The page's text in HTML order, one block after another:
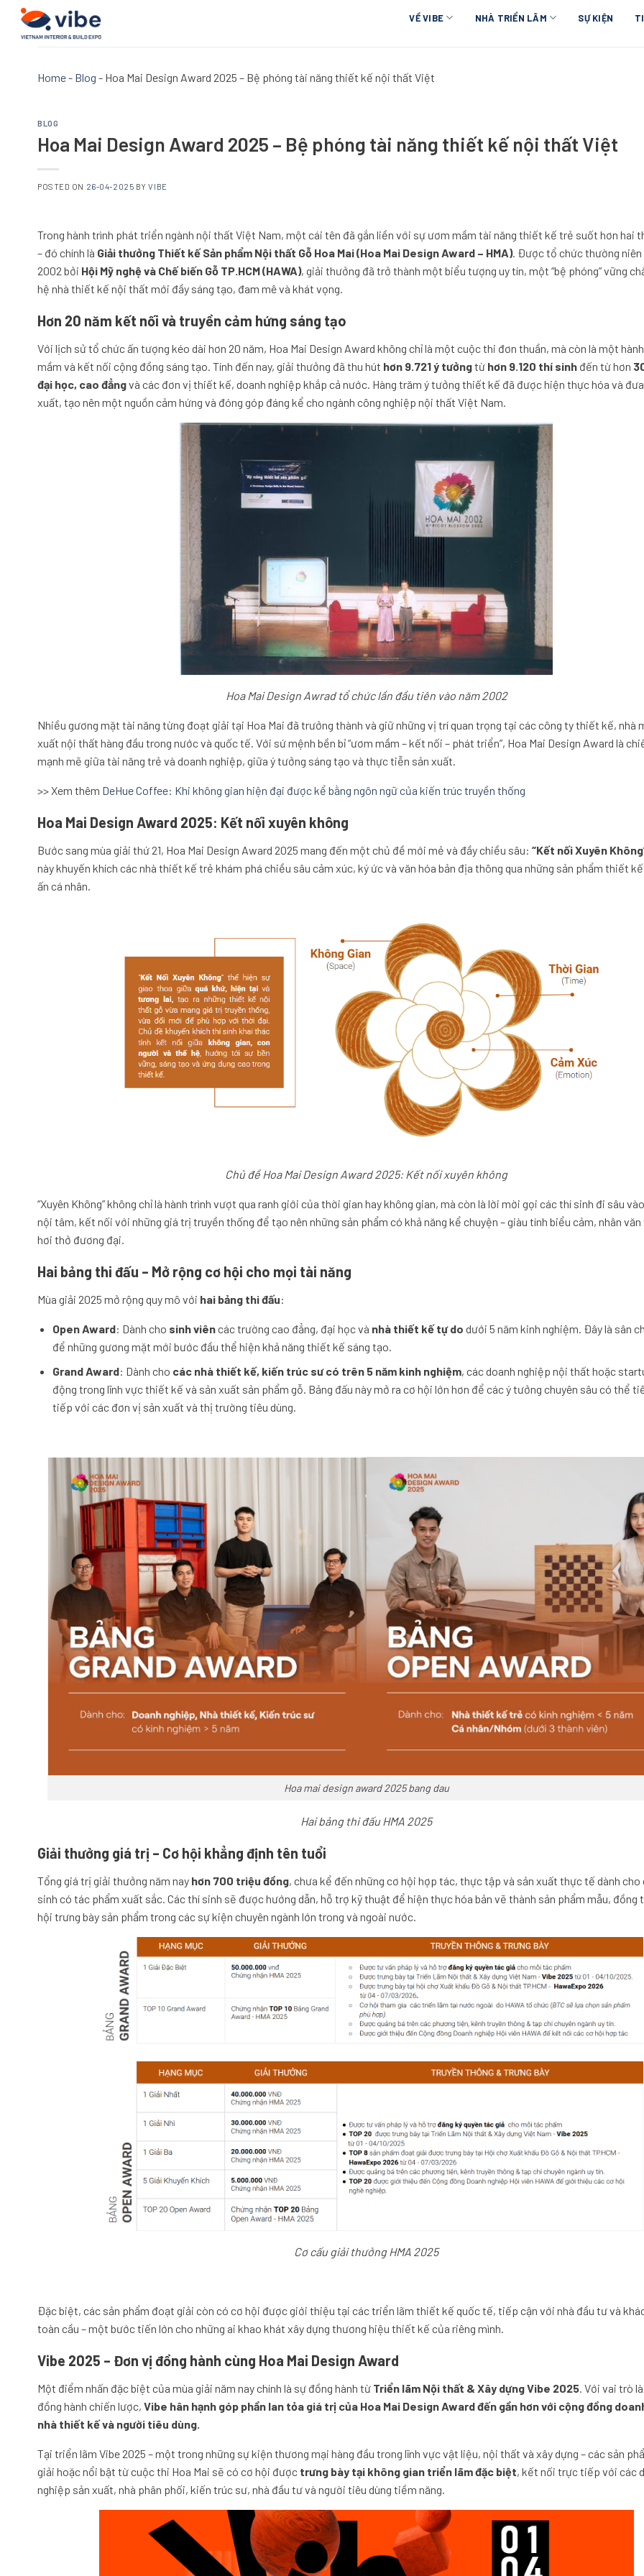
Skip
content
VỀ VIBE NHÀ TRIỂN LÃM SỰ KIỆN
Home- Blog - Hoa Mai Design Award 2025 – Bệ phóng tài năng thiết kế nội thất Việt
BLOG
Hoa Mai Design Award 2025 – Bệ phóng tài năng thiết kế nội thất Việt
POSTED ON 26-04-2025 BYVIBE
Trong hành trình phát triển ngành nội thất Việt Nam, một cái tên đã gắn liền với sự ươm mầm tài năng thiết kế trẻ suốt hơn hai
– đó chính là Giải thưởng Thiết kế Sản phẩm Nội thất Gỗ Hoa Mai (Hoa Mai Design Award – HMA). Được tổ chức thường niên
2002 bởi Hội Mỹ nghệ và Chế biến Gỗ TP.HCM (HAWA), giải thưởng đã trở thành một biểu tượng uy tín, một “bệ phóng” vững
hệ nhà thiết kế nội thất mới đầy sáng tạo, đam mê và khát vọng.
Hơn 20 năm kết nối và truyền cảm hứng sáng tạo
Với lịch sử tổ chức ấn tượng kéo dài hơn 20 năm, Hoa Mai Design Award không chỉ là một cuộc thi đơn thuần, mà còn là một
mầm và kết nối cộng đồng sáng tạo. Tính đến nay, giải thưởng đã thu hút hơn 9.721 ý tưởngtừ hơn 9.120 thí sinh đến từ hơn
đại học, cao đẳngvà các đơn vị thiết kế, doanh nghiệp khắp cả nước. Hàng trăm ý tưởng thiết kế đã được hiện thực hóa và
xuất, tạo nên một nguồn cảm hứng và đóng góp đáng kể cho ngành công nghiệp nội thất Việt Nam.
Hoa Mai Design Awrad tổ chức lần đầu tiên vào năm 2002
Nhiều gương mặt tài năng từng đoạt giải tại Hoa Mai đã trưởng thành và giữ những vị trí quan trọng tại các công ty thiết kế, nhà
xuất nội thất hàng đầu trong nước và quốc tế. Với sứ mệnh bền bỉ “ươm mầm – kết nối – phát triển”, Hoa Mai Design Award là
mạnh mẽ giữa tài năng trẻ và doanh nghiệp, giữa ý tưởng sáng tạo và thực tiễn sản xuất.
>> Xem thêm DeHue Coffee: Khi không gian hiện đại được kể bằng ngôn ngữ của kiến trúc truyền thống
Hoa Mai Design Award 2025: Kết nối xuyên không
Bước sang mùa giải thứ 21, Hoa Mai Design Award 2025 mang đến một chủ đề mới mẻ và đầy chiều sâu: “Kết nối Xuyên
này khuyến khích các nhà thiết kế trẻ khám phá chiều sâu cảm xúc, ký ức và văn hóa bản địa thông qua những sản phẩm thiết
ấn cá nhân.
Chủ đề Hoa Mai Design Award 2025: Kết nối xuyên không
“Xuyên Không” không chỉ là hành trình vượt qua ranh giới của thời gian hay không gian, mà còn là lời mời gọi các thí sinh đi sâu
nội tâm, kết nối với những giá trị truyền thống để tạo nên những sản phẩm có khả năng kể chuyện – giàu tính biểu cảm, nhân văn
hơi thở đương đại.
Hai bảng thi đấu – Mở rộng cơ hội cho mọi tài năng
Mùa giải 2025 mở rộng quy mô với hai bảng thi đấu:
Open Award: Dành cho sinh viêncác trường cao đẳng, đại học và nhà thiết kế tự do dưới 5 năm kinh nghiệm. Đây là sân
để những gương mặt mới bước đầu thể hiện khả năng thiết kế sáng tạo.
Grand Award: Dành cho các nhà thiết kế, kiến trúc sư có trên 5 năm kinh nghiệm, các doanh nghiệp nội thất hoặc
động trong lĩnh vực thiết kế và sản xuất sản phẩm gỗ. Bảng đấu này mở ra cơ hội lớn hơn để các ý tưởng chuyên sâu có thể
tiếp với các đơn vị sản xuất và thị trường tiêu dùng.
Hoa mai design award 2025 bang dau
Hai bảng thi đấu HMA 2025
Giải thưởng giá trị – Cơ hội khẳng định tên tuổi
Tổng giá trị giải thưởng năm nay hơn 700 triệu đồng, chưa kể đến những cơ hội hợp tác, thực tập và sản xuất thực tế dành cho
sinh có tác phẩm xuất sắc. Các thí sinh sẽ được hướng dẫn, hỗ trợ kỹ thuật để hiện thực hóa bản vẽ thành sản phẩm mẫu, đồng
hội trưng bày sản phẩm trong các sự kiện chuyên ngành lớn trong và ngoài nước.
Cơ cấu giải thưởng HMA 2025
Đặc biệt, các sản phẩm đoạt giải còn có cơ hội được giới thiệu tại các triển lãm thiết kế quốc tế, tiếp cận với nhà đầu tư và
toàn cầu – một bước tiến lớn cho những ai khao khát xây dựng thương hiệu thiết kế của riêng mình.
Vibe 2025 – Đơn vị đồng hành cùng Hoa Mai Design Award
Một điểm nhấn đặc biệt của mùa giải năm nay chính là sự đồng hành từ Triển lãm Nội thất & Xây dựng Vibe 2025 . Với vai trò
đồng hành chiến lược, Vibe hân hạnh góp phần lan tỏa giá trị của Hoa Mai Design Award đến gần hơn với cộng đồng
nhà thiết kế và người tiêu dùng.
Tại triển lãm Vibe 2025 – một trong những sự kiện thương mại hàng đầu trong lĩnh vực vật liệu, nội thất và xây dựng – các sản
giải hoặc nổi bật từ cuộc thi Hoa Mai sẽ có cơ hội được trưng bày tại không gian triển lãm đặc biệt, kết nối trực tiếp với các
nghiệp sản xuất, nhà phân phối, kiến trúc sư, nhà đầu tư và người tiêu dùng tiềm năng.